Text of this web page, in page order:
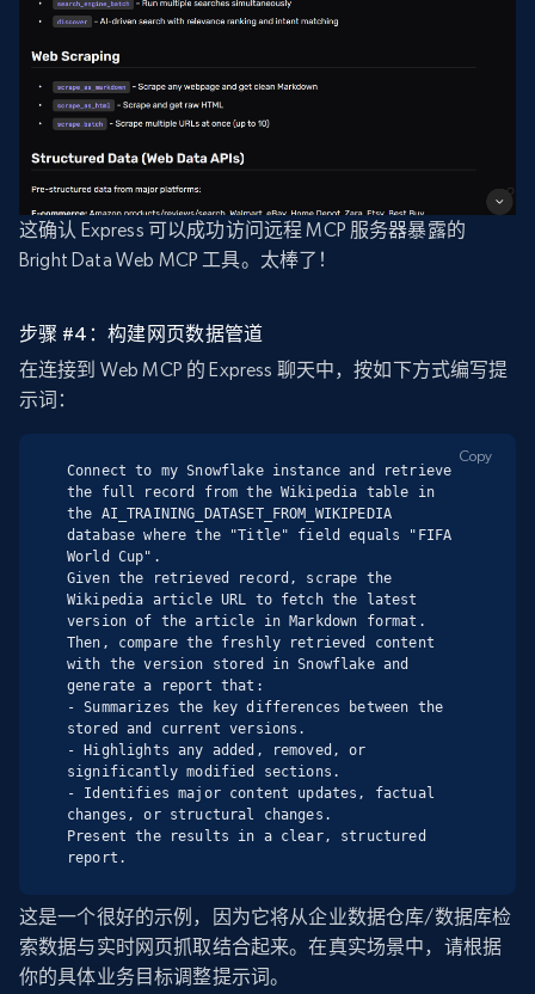
这确认 Express 可以成功访问远程 MCP 服务器暴露的
Bright Data Web MCP 工具。太棒了！
步骤 #4：构建网页数据管道
在连接到 Web MCP 的 Express 聊天中，按如下方式编写提
示词：
Connect to my Snowflake instance and retrieve
the full record from the Wikipedia table in
the AI_TRAINING_DATASET_FROM_WIKIPEDIA
database where the "Title" field equals "FIFA
World Cup".
Given the retrieved record, scrape the
Wikipedia article URL to fetch the latest
version of the article in Markdown format.
Then, compare the freshly retrieved content
with the version stored in Snowflake and
generate a report that:
- Summarizes the key differences between the
stored and current versions.
- Highlights any added, removed, or
significantly modified sections.
- Identifies major content updates, factual
changes, or structural changes.
Present the results in a clear, structured
report.
Copy
这是一个很好的示例，因为它将从企业数据仓库/数据库检
索数据与实时网页抓取结合起来。在真实场景中，请根据
你的具体业务目标调整提示词。